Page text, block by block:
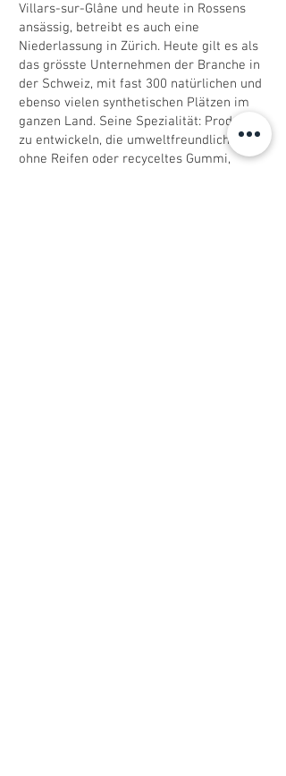
Villars-sur-Glâne und heute in Rossens
ansässig, betreibt es auch eine
Niederlassung in Zürich. Heute gilt es als
das grösste Unternehmen der Branche in
der Schweiz, mit fast 300 natürlichen und
ebenso vielen synthetischen Plätzen im
ganzen Land. Seine Spezialität: Produkte
zu entwickeln, die umweltfreundlich sind –
ohne Reifen oder recyceltes Gummi,